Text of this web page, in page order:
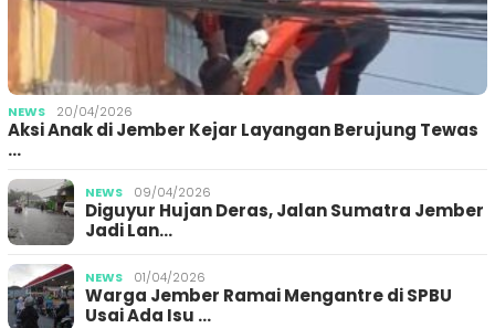
NEWS 20/04/2026
Aksi Anak di Jember Kejar Layangan Berujung Tewas
…
NEWS 09/04/2026
Diguyur Hujan Deras, Jalan Sumatra Jember
Jadi Lan…
NEWS 01/04/2026
Warga Jember Ramai Mengantre di SPBU
Usai Ada Isu …